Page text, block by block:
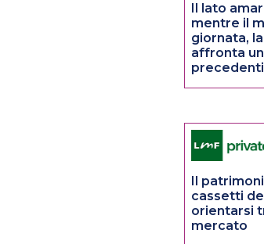
Il lato
mentre il
giornata,
affronta
precedenti
Il
cassetti
orientarsi
mercato